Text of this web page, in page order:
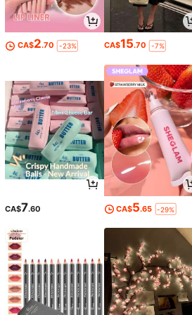
CA$2.70 -23% CA$15.70 -7%
CA$7.60 CA$5.65 -29%